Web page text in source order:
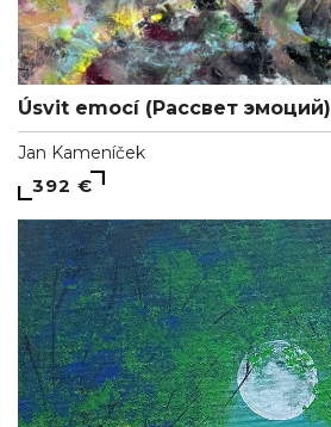
Úsvit emocí (Рассвет эмоций)
Jan Kameníček
392 €